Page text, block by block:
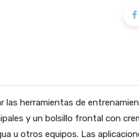
las herramientas de
y un bolsillo frontal con
u otros equipos. Las